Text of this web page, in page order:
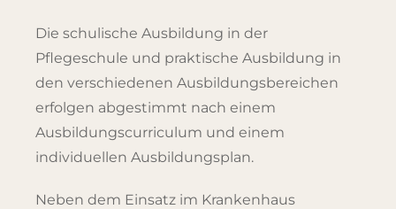
Die schulische Ausbildung in der
Pflegeschule und praktische Ausbildung in
den verschiedenen Ausbildungsbereichen
erfolgen abgestimmt nach einem
Ausbildungscurriculum und einem
individuellen Ausbildungsplan.
Neben dem Einsatz im Kranken­haus